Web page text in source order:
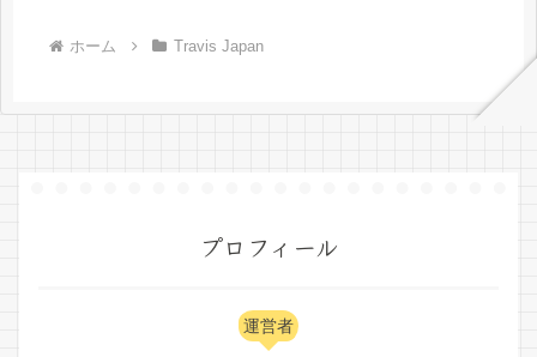
ホーム Travis Japan
プロフィール
運営者